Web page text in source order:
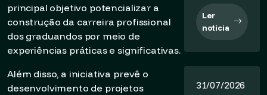
principal objetivo potencializar a
construção da carreira profissional
dos graduandos por meio de
experiências práticas e significativas.
Além disso, a iniciativa prevê o
desenvolvimento de projetos
Ler
notícia
31/07/2026